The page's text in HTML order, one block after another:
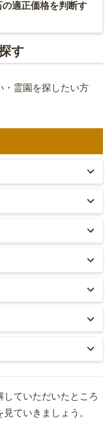
適正価格を判断す
す
・霊園を探したい方
ていただいたところ
ていきましょう。